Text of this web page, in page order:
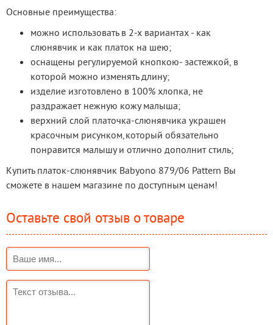
Основные преимущества:
можно использовать в 2-х вариантах - как
слюнявчик и как платок на шею;
оснащены регулируемой кнопкою- застежкой, в
которой можно изменять длину;
изделие изготовлено в 100% хлопка, не
раздражает нежную кожу малыша;
верхний слой платочка-слюнявчика украшен
красочным рисунком,который обязательно
понравится малышу и отлично дополнит стиль;
Купить платок-слюнявчик Babyono 879/06 Pattern Вы
сможете в нашем магазине по доступным ценам!
Оставьте свой отзыв о товаре